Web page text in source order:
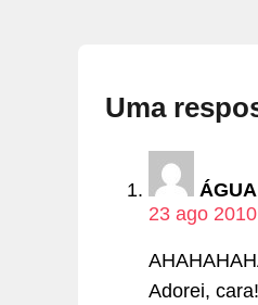
Uma
23 ago
Adorei,